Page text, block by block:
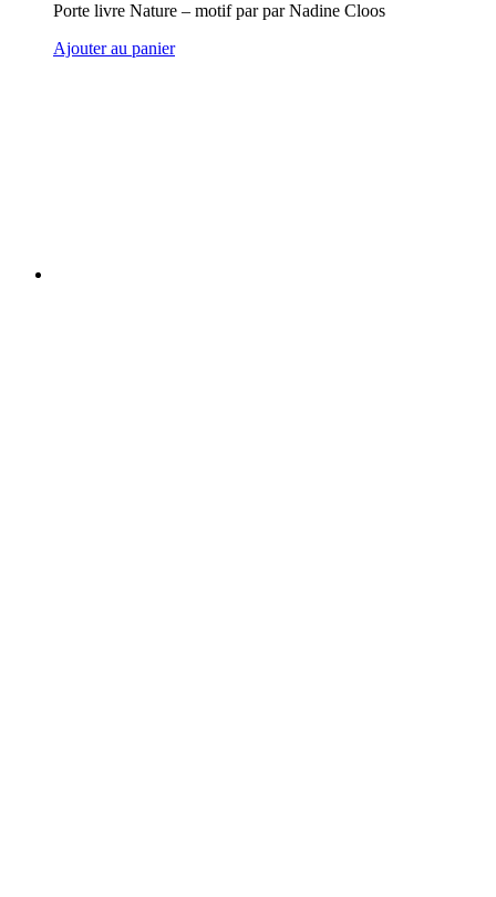
Porte livre Nature – motif par par Nadine Cloos
Ajouter au panier